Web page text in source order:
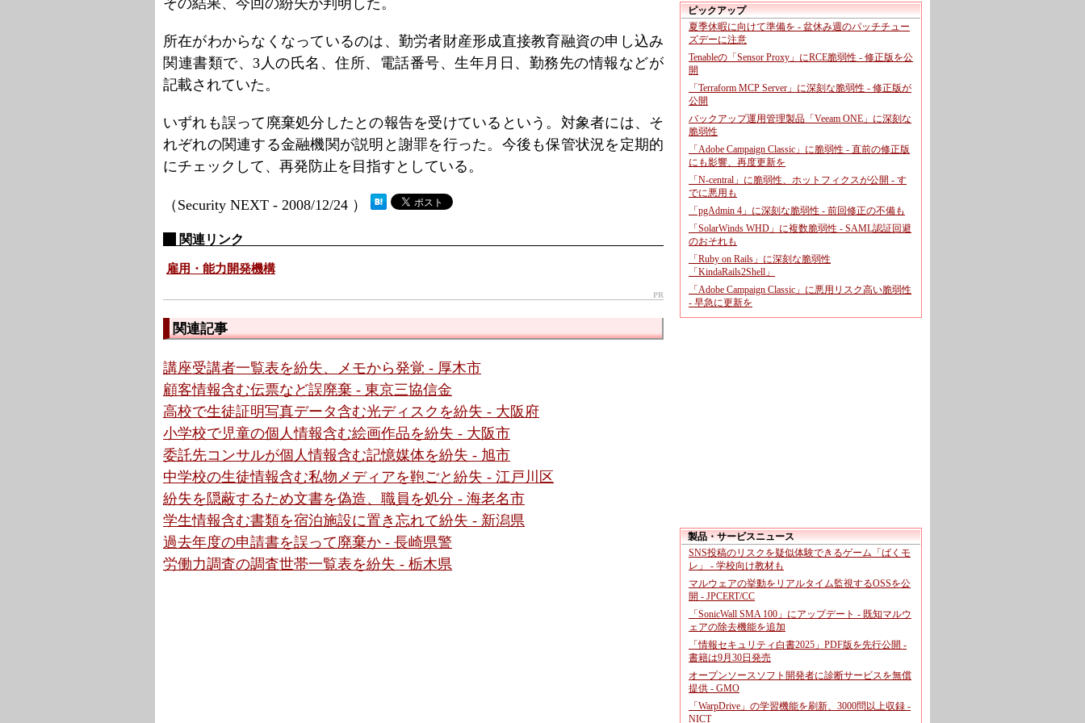
その結果、今回の紛失が判明した。
所在がわからなくなっているのは、勤労者財産形成直接教育融資の申し込み
関連書類で、3人の氏名、住所、電話番号、生年月日、勤務先の情報などが
記載されていた。
いずれも誤って廃棄処分したとの報告を受けているという。対象者には、そ
れぞれの関連する金融機関が説明と謝罪を行った。今後も保管状況を定期的
にチェックして、再発防止を目指すとしている。
（Security NEXT - 2008/12/24 ）
関連リンク
雇用・能力開発機構
PR
関連記事
講座受講者一覧表を紛失、メモから発覚 - 厚木市
顧客情報含む伝票など誤廃棄 - 東京三協信金
高校で生徒証明写真データ含む光ディスクを紛失 - 大阪府
小学校で児童の個人情報含む絵画作品を紛失 - 大阪市
委託先コンサルが個人情報含む記憶媒体を紛失 - 旭市
中学校の生徒情報含む私物メディアを鞄ごと紛失 - 江戸川区
紛失を隠蔽するため文書を偽造、職員を処分 - 海老名市
学生情報含む書類を宿泊施設に置き忘れて紛失 - 新潟県
過去年度の申請書を誤って廃棄か - 長崎県警
労働力調査の調査世帯一覧表を紛失 - 栃木県
ピックアップ
夏季休暇に向けて準備を - 盆休み週のパッチチュー
ズデーに注意
Tenableの「Sensor Proxy」にRCE脆弱性 - 修正版を公
開
「Terraform MCP Server」に深刻な脆弱性 - 修正版が
公開
バックアップ運用管理製品「Veeam ONE」に深刻な
脆弱性
「Adobe Campaign Classic」に脆弱性 - 直前の修正版
にも影響、再度更新を
「N-central」に脆弱性、ホットフィクスが公開 - す
でに悪用も
「pgAdmin 4」に深刻な脆弱性 - 前回修正の不備も
「SolarWinds WHD」に複数脆弱性 - SAML認証回避
のおそれも
「Ruby on Rails」に深刻な脆弱性
「KindaRails2Shell」
「Adobe Campaign Classic」に悪用リスク高い脆弱性
- 早急に更新を
製品・サービスニュース
SNS投稿のリスクを疑似体験できるゲーム「ばくモ
レ」 - 学校向け教材も
マルウェアの挙動をリアルタイム監視するOSSを公
開 - JPCERT/CC
「SonicWall SMA 100」にアップデート - 既知マルウ
ェアの除去機能を追加
「情報セキュリティ白書2025」PDF版を先行公開 -
書籍は9月30日発売
オープンソースソフト開発者に診断サービスを無償
提供 - GMO
「WarpDrive」の学習機能を刷新、3000問以上収録 -
NICT